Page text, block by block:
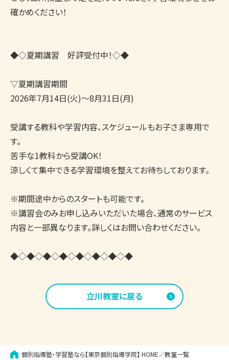
確かめください！
◆◇夏期講習　好評受付中！◇◆
▽夏期講習期間
2026年7月14日(火)～8月31日(月)
受講する教科や学習内容、スケジュールもお子さま専用で
す。
苦手な1教科から受講OK！
涼しくて集中できる学習環境を整えてお待ちしております。
※期間途中からのスタートも可能です。
※講習会のみお申し込みいただいた場合、通常のサービス
内容と一部異なります。詳しくはお問い合わせください。
立川教室に戻る
個別指導塾・学習塾なら【東京個別指導学院】 HOME 教室一覧